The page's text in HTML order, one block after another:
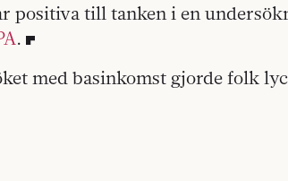
positiva till tanken i en
.
med basinkomst gjorde folk